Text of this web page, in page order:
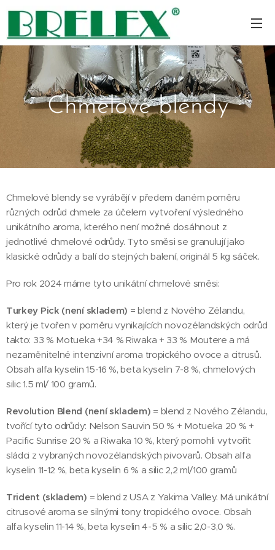
Chmelové blendy
Chmelové blendy se vyrábějí v předem daném poměru
různých odrůd chmele za účelem vytvoření výsledného
unikátního aroma, kterého není možné dosáhnout z
jednotlivé chmelové odrůdy. Tyto směsi se granulují jako
klasické odrůdy a balí do stejných balení, originál 5 kg sáček.
Pro rok 2024 máme tyto unikátní chmelové směsi:
Turkey Pick (není skladem) = blend z Nového Zélandu,
který je tvořen v poměru vynikajících novozélandských odrůd
takto: 33 % Motueka +34 % Riwaka + 33 % Moutere a má
nezaměnitelné intenzivní aroma tropického ovoce a citrusů.
Obsah alfa kyselin 15-16 %, beta kyselin 7-8 %, chmelových
silic 1.5 ml/ 100 gramů.
Revolution Blend (není skladem) = blend z Nového Zélandu,
tvořící tyto odrůdy: Nelson Sauvin 50 % + Motueka 20 % +
Pacific Sunrise 20 % a Riwaka 10 %, který pomohli vytvořit
sládci z vybraných novozélandských pivovarů. Obsah alfa
kyselin 11-12 %, beta kyselin 6 % a silic 2,2 ml/100 gramů
Trident (skladem) = blend z USA z Yakima Valley. Má unikátní
citrusové aroma se silnými tony tropického ovoce. Obsah
alfa kyselin 11-14 %, beta kyselin 4-5 % a silic 2,0-3,0 %.